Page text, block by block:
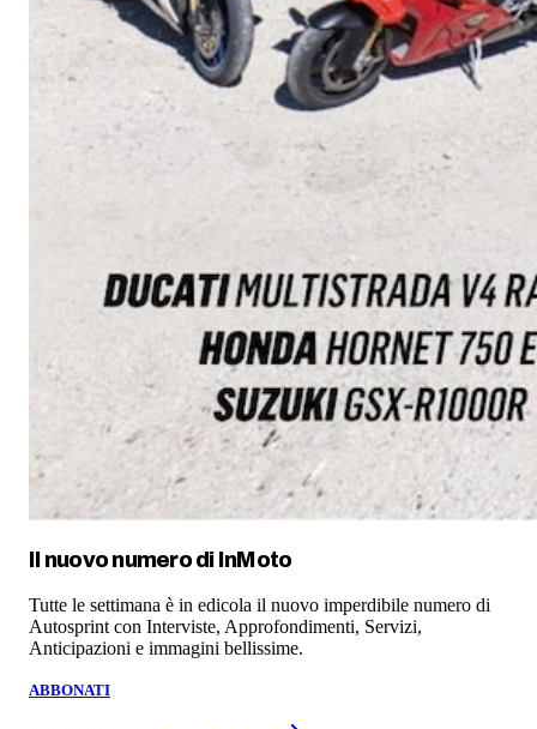
Il nuovo numero di InMoto
Tutte le settimana è in edicola il nuovo imperdibile numero di
Autosprint con Interviste, Approfondimenti, Servizi,
Anticipazioni e immagini bellissime.
ABBONATI